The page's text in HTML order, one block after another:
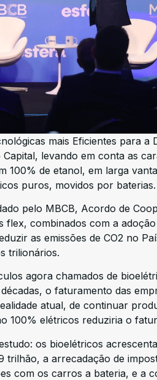
mais Eficientes para
levando em conta as
100% de etanol, em larga
puros, movidos por baterias.
pelo MBCB, Acordo de
combinados com a
as emissões de CO2 no
trilionários.
agora chamados de
o faturamento das
atual, de continuar
100% elétricos reduziria o
os bioelétricos
trilhão, a arrecadação de
com os carros a bateria, e a